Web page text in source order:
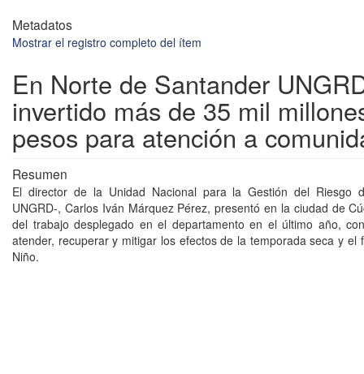
Metadatos
Mostrar el registro completo del ítem
En Norte de Santander
invertido más de 35 mil
pesos para atención a
Resumen
El director de la Unidad Nacional para la Gestión del Riesgo
UNGRD-, Carlos Iván Márquez Pérez, presentó en la ciudad de
del trabajo desplegado en el departamento en el último año,
atender, recuperar y mitigar los efectos de la temporada seca y el
Niño.